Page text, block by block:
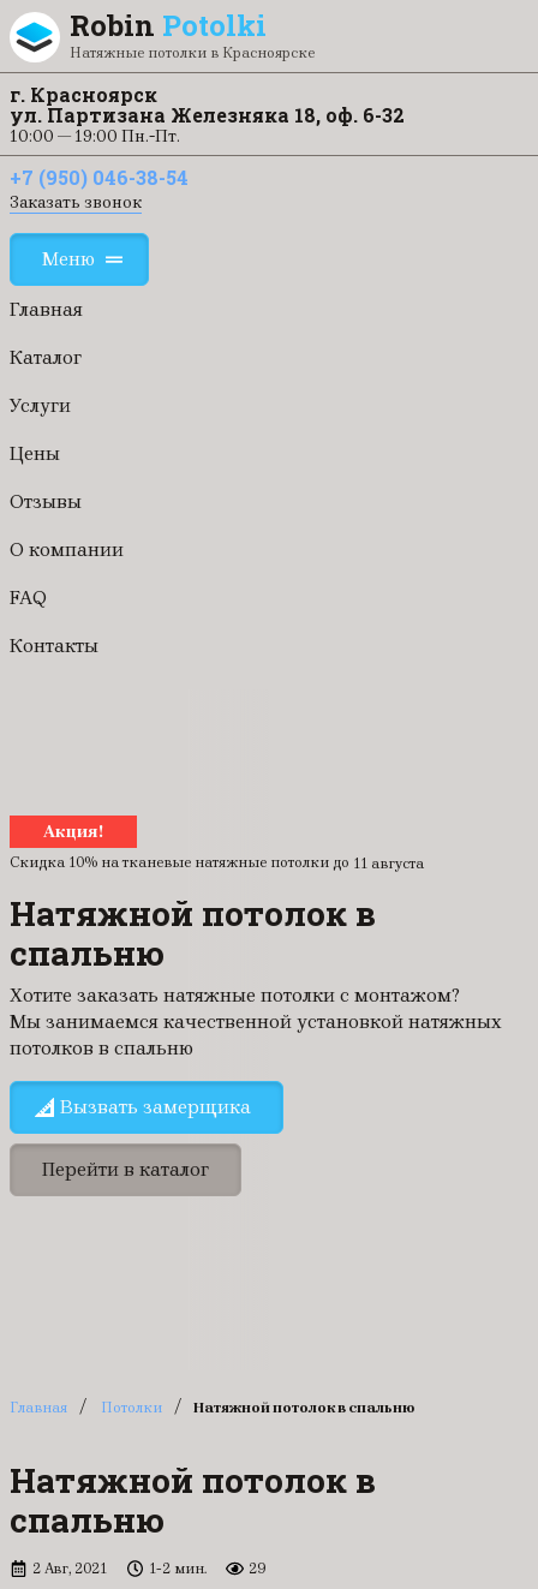
Перейти к содержанию
Robin Potolki
Натяжные потолки в Красноярске
г. Красноярск
ул. Партизана Железняка 18, оф. 6-32
10:00 — 19:00 Пн.-Пт.
+7 (950) 046-38-54
Заказать звонок
Меню
Главная
Каталог
Услуги
Цены
Отзывы
О компании
FAQ
Контакты
Акция!
Скидка 10% на тканевые натяжные потолки до 11 августа
Натяжной потолок в
спальню
Хотите заказать натяжные потолки с монтажом?
Мы занимаемся качественной установкой натяжных
потолков в спальню
Вызвать замерщика
Перейти в каталог
Главная / Потолки / Натяжной потолок в спальню
Натяжной потолок в
спальню
2 Авг, 2021 1-2 мин. 29